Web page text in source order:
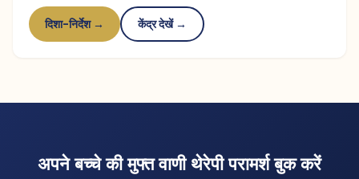
दिशा-निर्देश → केंद्र देखें →
अपने बच्चे की मुफ्त वाणी थेरेपी परामर्श बुक करें